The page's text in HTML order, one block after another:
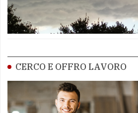
CERCO E OFFRO LAVORO